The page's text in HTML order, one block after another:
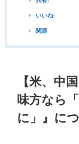
いいね:
関連
【米、中
味方なら
に」』に